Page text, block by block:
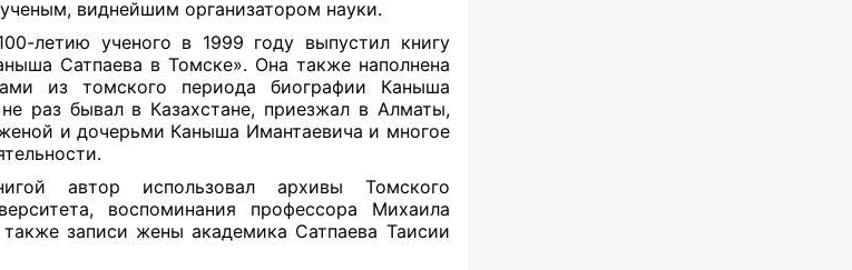
виднейшим организатором науки.
летию ученого в 1999 году выпустил книгу
Сатпаева в Томске». Она также наполнена
из томского периода биографии Каныша
раз бывал в Казахстане, приезжал в Алматы,
и дочерьми Каныша Имантаевича и многое
автор использовал архивы Томского
воспоминания профессора Михаила
записи жены академика Сатпаева Таисии